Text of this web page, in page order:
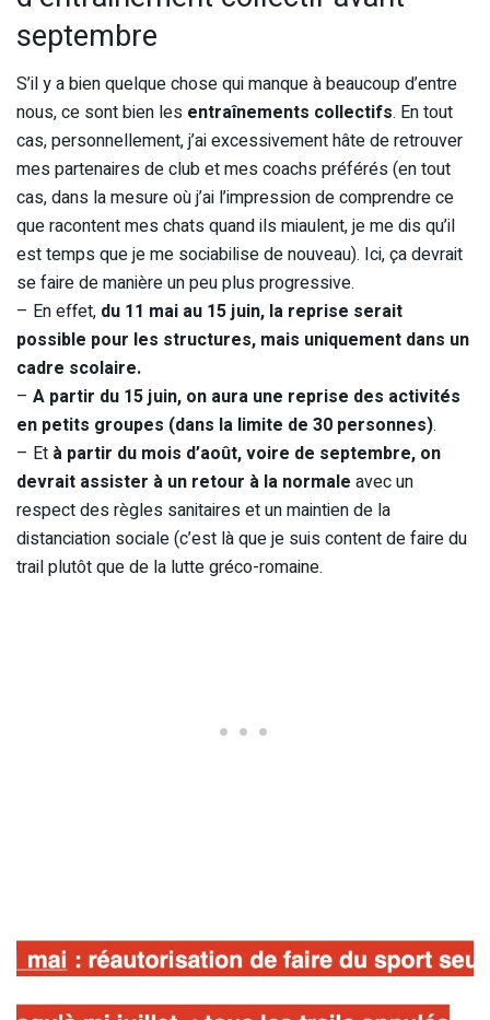
septembre
S’il y a bien quelque chose qui manque à beaucoup d’entre
nous, ce sont bien les entraînements collectifs. En tout
cas, personnellement, j’ai excessivement hâte de retrouver
mes partenaires de club et mes coachs préférés (en tout
cas, dans la mesure où j’ai l’impression de comprendre ce
que racontent mes chats quand ils miaulent, je me dis qu’il
est temps que je me sociabilise de nouveau). Ici, ça devrait
se faire de manière un peu plus progressive.
– En effet, du 11 mai au 15 juin, la reprise serait
possible pour les structures, mais uniquement dans un
cadre scolaire.
– A partir du 15 juin, on aura une reprise des activités
en petits groupes (dans la limite de 30 personnes).
– Et à partir du mois d’août, voire de septembre, on
devrait assister à un retour à la normale avec un
respect des règles sanitaires et un maintien de la
distanciation sociale (c’est là que je suis content de faire du
trail plutôt que de la lutte gréco-romaine.